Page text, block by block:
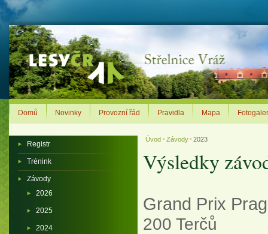
Úvod > Závody > 2023
Výsledky
Grand Prix
200 Terčů
Registr
Trénink
Závody
2026
2025
2024
Domů Novinky Provozní řád Pravidla Mapa